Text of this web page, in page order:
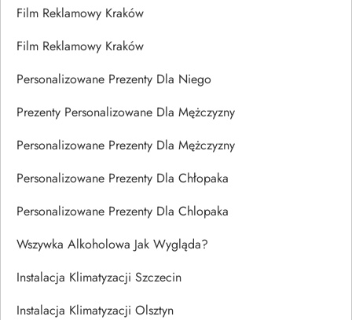
Film Reklamowy Kraków
Film Reklamowy Kraków
Personalizowane Prezenty Dla Niego
Prezenty Personalizowane Dla Mężczyzny
Personalizowane Prezenty Dla Mężczyzny
Personalizowane Prezenty Dla Chłopaka
Personalizowane Prezenty Dla Chlopaka
Wszywka Alkoholowa Jak Wygląda?
Instalacja Klimatyzacji Szczecin
Instalacja Klimatyzacji Olsztyn